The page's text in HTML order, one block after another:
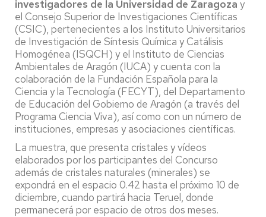
investigadores de la Universidad de Zaragoza y
el Consejo Superior de Investigaciones Científicas
(CSIC), pertenecientes a los Instituto Universitarios
de Investigación de Síntesis Química y Catálisis
Homogénea (ISQCH) y el Instituto de Ciencias
Ambientales de Aragón (IUCA) y cuenta con la
colaboración de la Fundación Española para la
Ciencia y la Tecnología (FECYT), del Departamento
de Educación del Gobierno de Aragón (a través del
Programa Ciencia Viva), así como con un número de
instituciones, empresas y asociaciones científicas.
La muestra, que presenta cristales y vídeos
elaborados por los participantes del Concurso
además de cristales naturales (minerales) se
expondrá en el espacio 0.42 hasta el próximo 10 de
diciembre, cuando partirá hacia Teruel, donde
permanecerá por espacio de otros dos meses.